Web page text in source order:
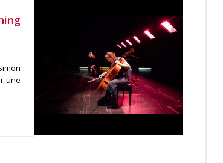
une